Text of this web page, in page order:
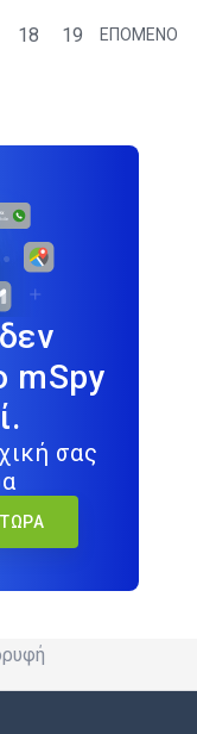
18 19 ΕΠΟΜΕΝΟ
mSpy
σας